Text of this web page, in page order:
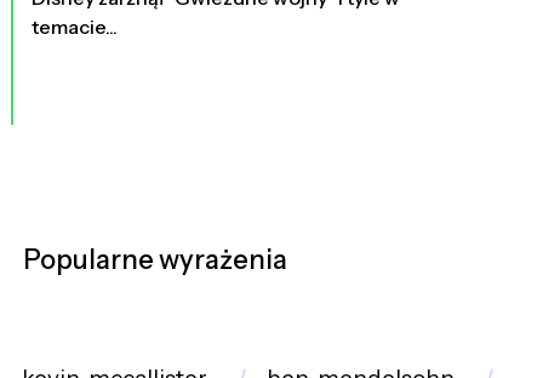
temacie...
Popularne wyrażenia